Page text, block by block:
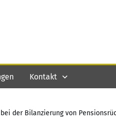
Kontakt
der Bilanzierung von